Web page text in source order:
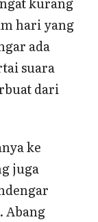
hari yang
ada
suara
dari
ke
juga
Abang